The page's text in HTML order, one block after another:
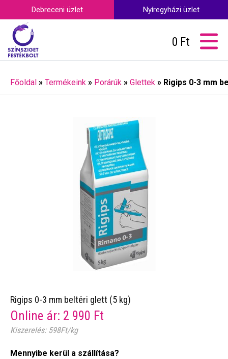
Debreceni üzlet Nyíregyházi üzlet
0 Ft
Főoldal » Termékeink » Porárúk » Glettek » Rigips 0-3 mm
Rigips 0-3 mm beltéri glett (5 kg)
Online ár: 2 990 Ft
Kiszerelés: 598Ft/kg
Mennyibe kerül a szállítása?